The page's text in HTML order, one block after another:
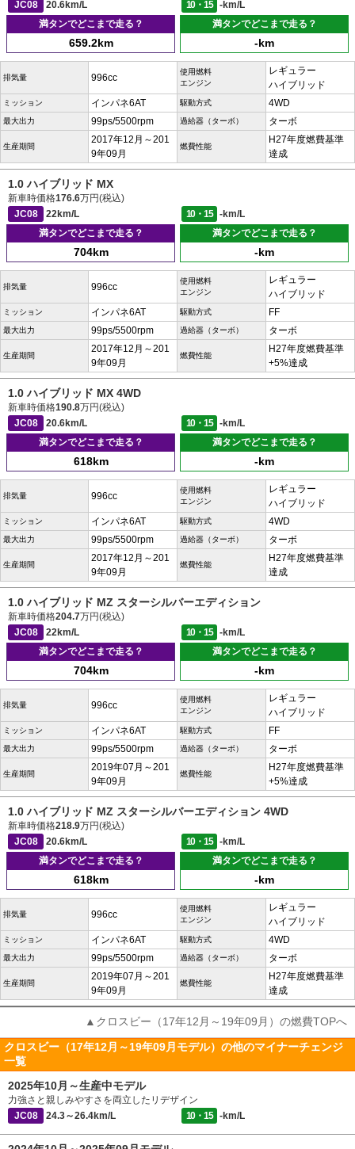
JC08 20.6km/L 10・15
-km/L
満タンでどこまで走る？
659.2km
満タンでどこまで走る？
-km
排気量 996cc
使用燃料
エンジン
レギュラー
ハイブリッド
ミッション インパネ6AT 駆動方式 4WD
最大出力 99ps/5500rpm 過給器（ターボ） ターボ
生産期間
2017年12月～201
9年09月
燃費性能
H27年度燃費基準
達成
1.0 ハイブリッド MX
新車時価格176.6万円(税込)
JC08
22km/L 10・15
-km/L
満タンでどこまで走る？
704km
満タンでどこまで走る？
-km
排気量 996cc
使用燃料
エンジン
レギュラー
ハイブリッド
ミッション インパネ6AT 駆動方式 FF
最大出力 99ps/5500rpm 過給器（ターボ） ターボ
生産期間
2017年12月～201
9年09月
燃費性能
H27年度燃費基準
+5%達成
1.0 ハイブリッド MX 4WD
新車時価格190.8万円(税込)
JC08
20.6km/L 10・15
-km/L
満タンでどこまで走る？
618km
満タンでどこまで走る？
-km
排気量 996cc
使用燃料
エンジン
レギュラー
ハイブリッド
ミッション インパネ6AT 駆動方式 4WD
最大出力 99ps/5500rpm 過給器（ターボ） ターボ
生産期間
2017年12月～201
9年09月
燃費性能
H27年度燃費基準
達成
1.0 ハイブリッド MZ スターシルバーエディション
新車時価格204.7万円(税込)
JC08
22km/L 10・15
-km/L
満タンでどこまで走る？
704km
満タンでどこまで走る？
-km
排気量 996cc
使用燃料
エンジン
レギュラー
ハイブリッド
ミッション インパネ6AT 駆動方式 FF
最大出力 99ps/5500rpm 過給器（ターボ） ターボ
生産期間
2019年07月～201
9年09月
燃費性能
H27年度燃費基準
+5%達成
1.0 ハイブリッド MZ スターシルバーエディション 4WD
新車時価格218.9万円(税込)
JC08
20.6km/L 10・15
-km/L
満タンでどこまで走る？
618km
満タンでどこまで走る？
-km
排気量 996cc
使用燃料
エンジン
レギュラー
ハイブリッド
ミッション インパネ6AT 駆動方式 4WD
最大出力 99ps/5500rpm 過給器（ターボ） ターボ
生産期間
2019年07月～201
9年09月
燃費性能
H27年度燃費基準
達成
▲クロスビー（17年12月～19年09月）の燃費TOPへ
クロスビー（17年12月～19年09月モデル）の他のマイナーチェンジ
一覧
2025年10月～生産中モデル
力強さと親しみやすさを両立したリデザイン
JC08
24.3～26.4km/L 10・15 -km/L